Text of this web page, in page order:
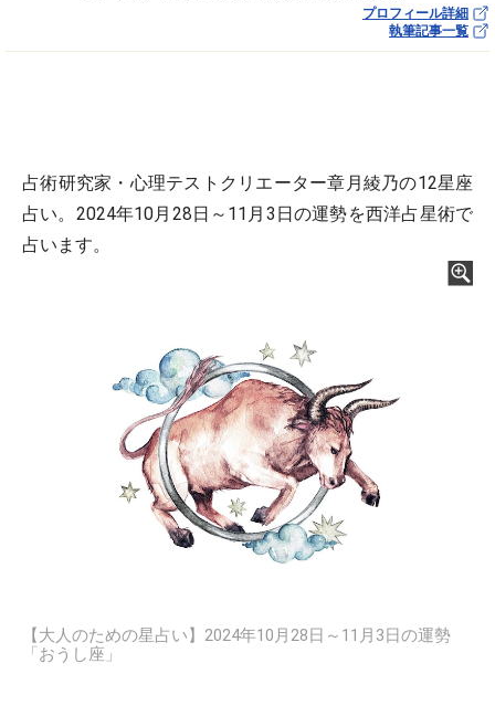
プロフィール詳細
執筆記事一覧
占術研究家・心理テストクリエーター章月綾乃の12星座
占い。2024年10月28日～11月3日の運勢を西洋占星術で
占います。
【大人のための星占い】2024年10月28日～11月3日の運勢
「おうし座」